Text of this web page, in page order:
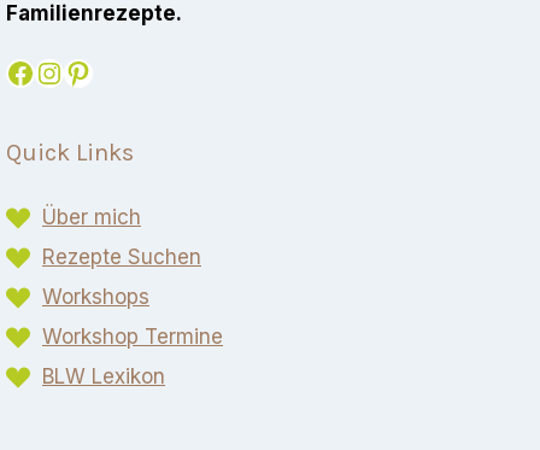
Familienrezepte.
Facebook
Instagram
Pinterest
Quick Links
Über mich
Rezepte Suchen
Workshops
Workshop Termine
BLW Lexikon​